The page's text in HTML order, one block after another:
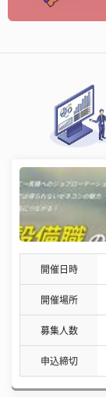
開催日時
開催場所
募集人数
申込締切